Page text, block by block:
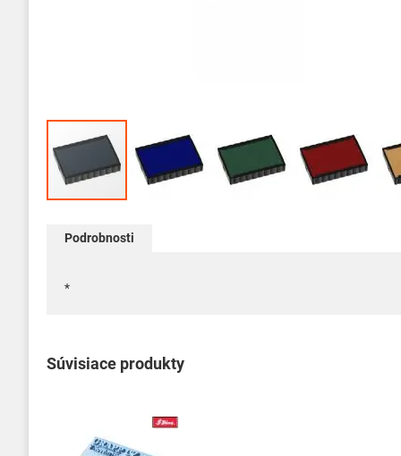
začiatok
obrázkov
Podrobnosti
*
Súvisiace produkty